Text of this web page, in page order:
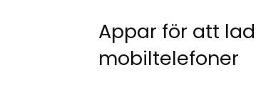
Appar för att
mobiltelefoner